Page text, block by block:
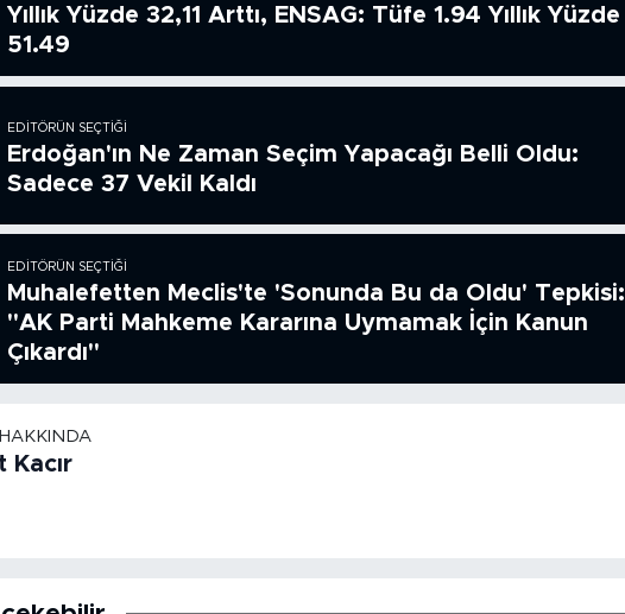
Yıllık Yüzde 32,11 Arttı, ENSAG: Tüfe 1.94 Yıllık Yüzde
51.49
EDITÖRÜN SEÇTIĞI
Erdoğan'ın Ne Zaman Seçim Yapacağı Belli Oldu:
Sadece 37 Vekil Kaldı
EDITÖRÜN SEÇTIĞI
Muhalefetten Meclis'te 'Sonunda Bu da Oldu' Tepkisi:
"AK Parti Mahkeme Kararına Uymamak İçin Kanun
Çıkardı"
Kacır